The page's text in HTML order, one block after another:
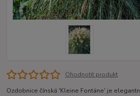
Ohodnotit produkt
Ozdobnice čínská 'Kleine Fontäne' je